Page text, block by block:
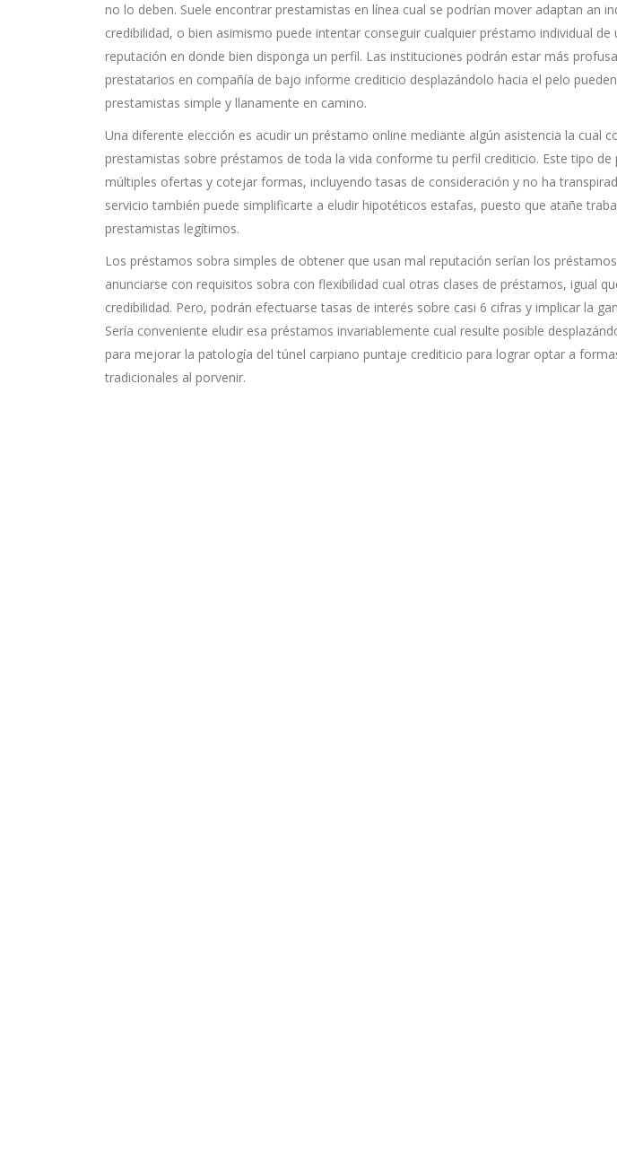
no lo deben. Suele encontrar prestamistas en línea cual se podrí­an mover adaptan an
credibilidad, o bien asimismo puede intentar conseguir cualquier préstamo individual
reputación en donde bien disponga un perfil. Las instituciones podrán estar más
prestatarios en compañía de bajo informe crediticio desplazándolo hacia el pelo
prestamistas simple y llanamente en camino.
Una diferente elección es acudir un préstamo online mediante algún asistencia la cual
prestamistas sobre préstamos de toda la vida conforme tu perfil crediticio. Este tipo
múltiples ofertas y cotejar formas, incluyendo tasas de consideración y no ha
servicio también puede simplificarte a eludir hipotéticos estafas, puesto que atañe
prestamistas legítimos.
Los préstamos sobra simples de obtener que usan mal reputación serían los
anunciarse con requisitos sobra con flexibilidad cual otras clases de préstamos, igual
credibilidad. Pero, podrán efectuarse tasas de interés sobre casi 6 cifras y implicar la
Serí­a conveniente eludir esa préstamos invariablemente cual resulte posible
para mejorar la patologí­a del túnel carpiano puntaje crediticio para lograr optar a
tradicionales al porvenir.